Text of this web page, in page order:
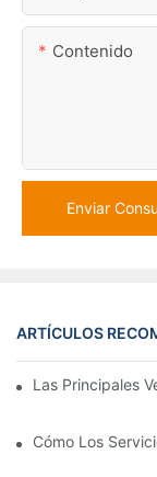
Contenido
Enviar
ARTÍCULOS
Las Principales
Cómo Los